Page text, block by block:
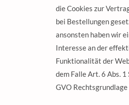
die Cookies zur
bei Bestellungen
ansonsten haben wir
Interesse an der
Funktionalität der
dem Falle Art. 6 Abs. 1
GVO